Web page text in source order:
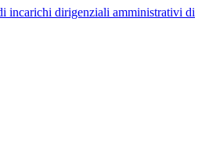
incarichi dirigenziali amministrativi di